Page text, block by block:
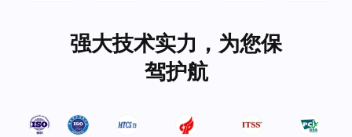
强大技术实力，为您保
驾护航